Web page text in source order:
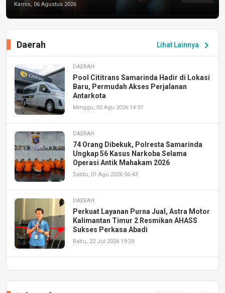
Kamis, 06 Agustus 2026
Lihat Lainnya chevron_right
Daerah
DAERAH
Pool Cititrans Samarinda Hadir di Lokasi
Baru, Permudah Akses Perjalanan
Antarkota
Minggu, 02 Agu 2026 14:37
DAERAH
74 Orang Dibekuk, Polresta Samarinda
Ungkap 56 Kasus Narkoba Selama
Operasi Antik Mahakam 2026
Sabtu, 01 Agu 2026 06:43
DAERAH
Perkuat Layanan Purna Jual, Astra Motor
Kalimantan Timur 2 Resmikan AHASS
Sukses Perkasa Abadi
Rabu, 22 Jul 2026 19:29